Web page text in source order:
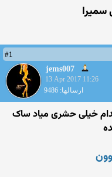
#1
jems007
13 Apr 2017 11:26
ارسالها: 9486
خیلی حشری میاد ساک